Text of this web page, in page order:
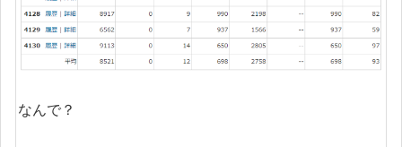
なんで？